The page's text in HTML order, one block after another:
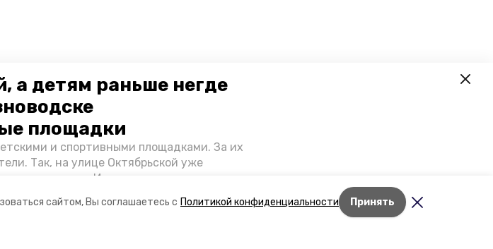
сайтом, Вы соглашаетесь с Политикой конфиденциальности Принять
а детям раньше негде
площадки
и спортивными площадками. За их
Так, на улице Октябрьской уже
отдыха, а в Иноземцеве приступили к